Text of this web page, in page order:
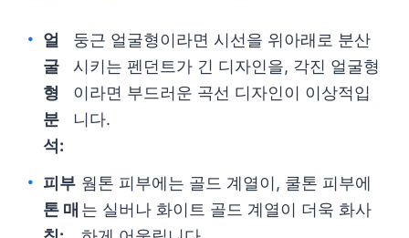
얼
굴
형
분
석:
둥근 얼굴형이라면 시선을 위아래로 분산
시키는 펜던트가 긴 디자인을, 각진 얼굴형
이라면 부드러운 곡선 디자인이 이상적입
니다.
피부
톤 매
웜톤 피부에는 골드 계열이, 쿨톤 피부에
는 실버나 화이트 골드 계열이 더욱 화사